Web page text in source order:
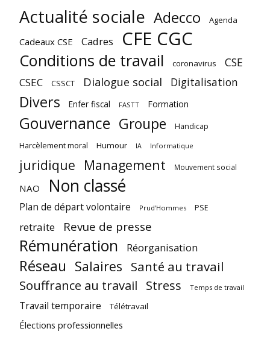
Actualité sociale Adecco Agenda
Cadeaux CSE Cadres CFE CGC
Conditions de travail coronavirus CSE
CSEC CSSCT Dialogue social Digitalisation
Divers Enfer fiscal FASTT Formation
Gouvernance Groupe Handicap
Harcèlement moral Humour IA Informatique
juridique Management Mouvement social
NAO Non classé
Plan de départ volontaire Prud'Hommes PSE
retraite Revue de presse
Rémunération Réorganisation
Réseau Salaires Santé au travail
Souffrance au travail Stress Temps de travail
Travail temporaire Télétravail
Élections professionnelles